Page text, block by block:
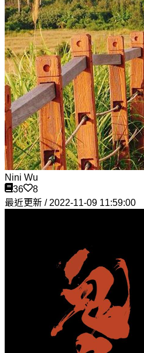
Nini Wu
36
8
最近更新 / 2022-11-09 11:59:00